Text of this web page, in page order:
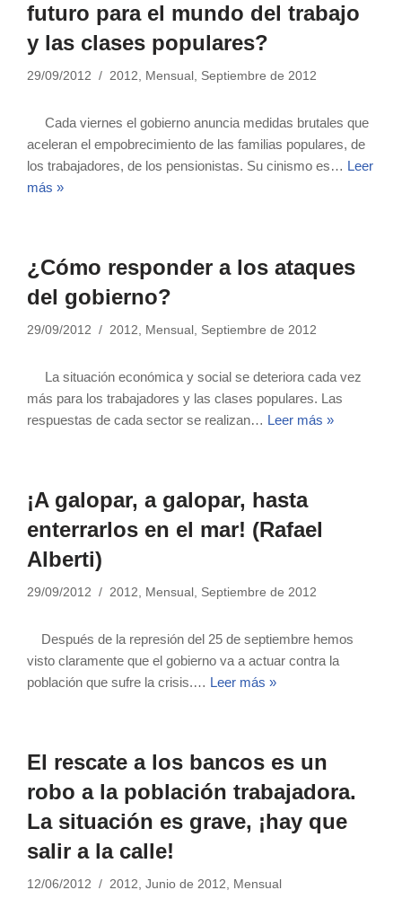
futuro para el mundo del trabajo
y las clases populares?
29/09/2012 2012, Mensual , Septiembre de 2012
Cada viernes el gobierno anuncia medidas brutales que
aceleran el empobrecimiento de las familias populares, de
los trabajadores, de los pensionistas. Su cinismo es… Leer
más »
¿Cómo responder a los ataques
del gobierno?
29/09/2012 2012, Mensual , Septiembre de 2012
La situación económica y social se deteriora cada vez
más para los trabajadores y las clases populares. Las
respuestas de cada sector se realizan… Leer más »
¡A galopar, a galopar, hasta
enterrarlos en el mar! (Rafael
Alberti)
29/09/2012 2012, Mensual , Septiembre de 2012
Después de la represión del 25 de septiembre hemos
visto claramente que el gobierno va a actuar contra la
población que sufre la crisis.… Leer más »
El rescate a los bancos es un
robo a la población trabajadora.
La situación es grave, ¡hay que
salir a la calle!
12/06/2012 2012, Junio de 2012, Mensual